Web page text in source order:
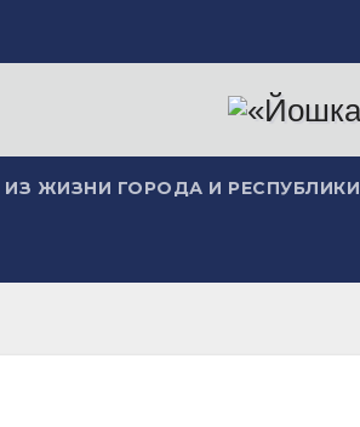
ИЗ ЖИЗНИ ГОРОДА И РЕСПУБЛИКИ